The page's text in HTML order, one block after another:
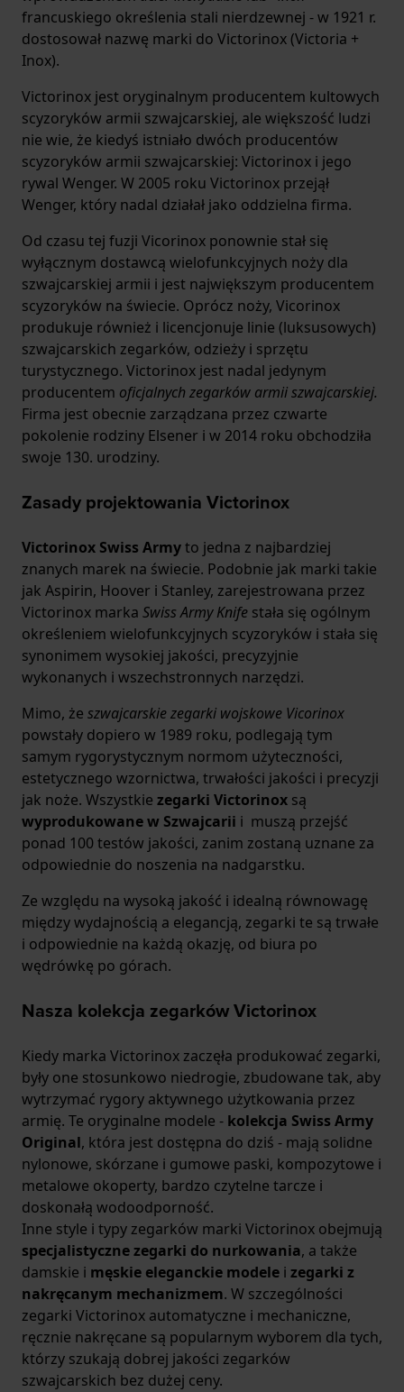
francuskiego określenia stali nierdzewnej - w 1921 r.
dostosował nazwę marki do Victorinox (Victoria +
Inox).
Victorinox jest oryginalnym producentem kultowych
scyzoryków armii szwajcarskiej, ale większość ludzi
nie wie, że kiedyś istniało dwóch producentów
scyzoryków armii szwajcarskiej: Victorinox i jego
rywal Wenger. W 2005 roku Victorinox przejął
Wenger, który nadal działał jako oddzielna firma.
Od czasu tej fuzji Vicorinox ponownie stał się
wyłącznym dostawcą wielofunkcyjnych noży dla
szwajcarskiej armii i jest największym producentem
scyzoryków na świecie. Oprócz noży, Vicorinox
produkuje również i licencjonuje linie (luksusowych)
szwajcarskich zegarków, odzieży i sprzętu
turystycznego. Victorinox jest nadal jedynym
producentem oficjalnych zegarków armii szwajcarskiej.
Firma jest obecnie zarządzana przez czwarte
pokolenie rodziny Elsener i w 2014 roku obchodziła
swoje 130. urodziny.
Zasady projektowania Victorinox
Victorinox Swiss Armyto jedna z najbardziej
znanych marek na świecie. Podobnie jak marki takie
jak Aspirin, Hoover i Stanley, zarejestrowana przez
Victorinox marka Swiss Army Knife stała się ogólnym
określeniem wielofunkcyjnych scyzoryków i stała się
synonimem wysokiej jakości, precyzyjnie
wykonanych i wszechstronnych narzędzi.
Mimo, że szwajcarskie zegarki wojskowe Vicorinox
powstały dopiero w 1989 roku, podlegają tym
samym rygorystycznym normom użyteczności,
estetycznego wzornictwa, trwałości jakości i precyzji
jak noże. Wszystkie zegarki Victorinox są
wyprodukowane w Szwajcarii i muszą przejść
ponad 100 testów jakości, zanim zostaną uznane za
odpowiednie do noszenia na nadgarstku.
Ze względu na wysoką jakość i idealną równowagę
między wydajnością a elegancją, zegarki te są trwałe
i odpowiednie na każdą okazję, od biura po
wędrówkę po górach.
Nasza kolekcja zegarków Victorinox
Kiedy marka Victorinox zaczęła produkować zegarki,
były one stosunkowo niedrogie, zbudowane tak, aby
wytrzymać rygory aktywnego użytkowania przez
armię. Te oryginalne modele - kolekcja Swiss Army
Original, która jest dostępna do dziś - mają solidne
nylonowe, skórzane i gumowe paski, kompozytowe i
metalowe okoperty, bardzo czytelne tarcze i
doskonałą wodoodporność.
Inne style i typy zegarków marki Victorinox obejmują
specjalistyczne zegarki do nurkowania, a także
damskie i męskie eleganckie modele i zegarki z
nakręcanym mechanizmem. W szczególności
zegarki Victorinox automatyczne i mechaniczne,
ręcznie nakręcane są popularnym wyborem dla tych,
którzy szukają dobrej jakości zegarków
szwajcarskich bez dużej ceny.